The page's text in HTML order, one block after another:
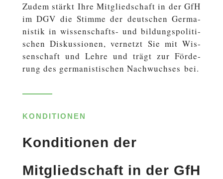
Zudem stärkt Ihre Mit­glied­schaft in der GfH
im DGV die Stimme der deutschen Ger­ma­
nis­tik in wissenschafts- und bil­dungs­po­li­ti­
schen Dis­kus­sio­nen, ver­netzt Sie mit Wis­
sen­schaft und Lehre und trägt zur För­de­
rung des ger­ma­nis­ti­schen Nach­wuch­ses bei.
KONDITIONEN
Konditionen der
Mitgliedschaft in der GfH